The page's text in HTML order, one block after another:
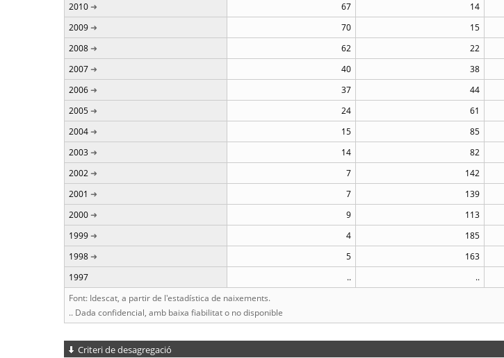
2010
67 14
2009
70 15
2008
62 22
2007
40 38
2006
37 44
2005
24 61
2004
15 85
2003
14 82
2002
7 142
2001
7 139
2000
9 113
1999
4 185
1998
5 163
1997
.. ..
Font: Idescat, a partir de l'estadística de naixements.
.. Dada confidencial, amb baixa fiabilitat o no disponible
Criteri de desagregació